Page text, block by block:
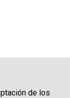
de los